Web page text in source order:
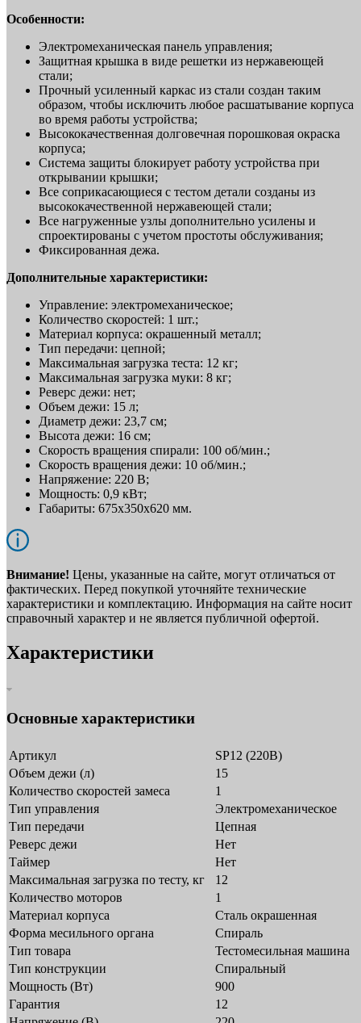
Особенности:
Электромеханическая панель управления;
Защитная крышка в виде решетки из нержавеющей
стали;
Прочный усиленный каркас из стали создан таким
образом, чтобы исключить любое расшатывание корпуса
во время работы устройства;
Высококачественная долговечная порошковая окраска
корпуса;
Система защиты блокирует работу устройства при
открывании крышки;
Все соприкасающиеся с тестом детали созданы из
высококачественной нержавеющей стали;
Все нагруженные узлы дополнительно усилены и
спроектированы с учетом простоты обслуживания;
Фиксированная дежа.
Дополнительные характеристики:
Управление: электромеханическое;
Количество скоростей: 1 шт.;
Материал корпуса: окрашенный металл;
Тип передачи: цепной;
Максимальная загрузка теста: 12 кг;
Максимальная загрузка муки: 8 кг;
Реверс дежи: нет;
Объем дежи: 15 л;
Диаметр дежи: 23,7 см;
Высота дежи: 16 см;
Скорость вращения спирали: 100 об/мин.;
Скорость вращения дежи: 10 об/мин.;
Напряжение: 220 В;
Мощность: 0,9 кВт;
Габариты: 675х350х620 мм.
Внимание! Цены, указанные на сайте, могут отличаться от
фактических. Перед покупкой уточняйте технические
характеристики и комплектацию. Информация на сайте носит
справочный характер и не является публичной офертой.
Характеристики
Основные характеристики
Артикул
SP12 (220В)
Объем дежи (л)
15
Количество скоростей замеса
1
Тип управления
Электромеханическое
Тип передачи
Цепная
Реверс дежи
Нет
Таймер
Нет
Максимальная загрузка по тесту, кг
12
Количество моторов
1
Материал корпуса
Сталь окрашенная
Форма месильного органа
Спираль
Тип товара
Тестомесильная машина
Тип конструкции
Спиральный
Мощность (Вт)
900
Гарантия
12